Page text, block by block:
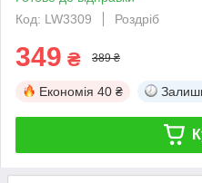
Код: LW3309
Роздріб
349 ₴ 389 ₴
Економія 40 ₴